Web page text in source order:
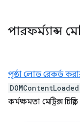
পারফর্ম্যান্স
পৃষ্ঠা লোড রেকর্ড
DOMContentLoaded
কর্মক্ষমতা মেট্রিক্স